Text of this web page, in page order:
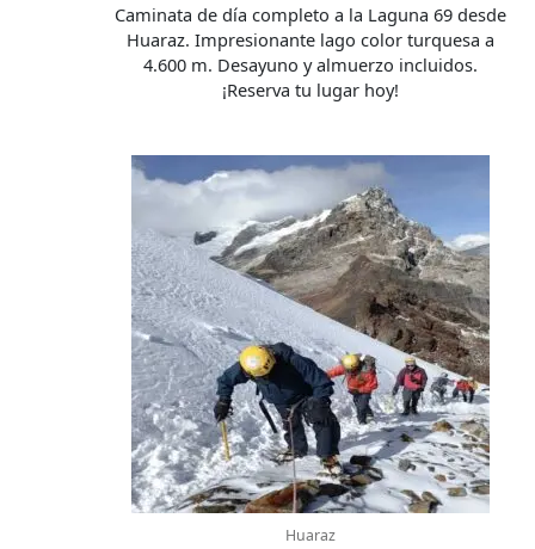
Caminata de día completo a la Laguna 69 desde
Huaraz. Impresionante lago color turquesa a
4.600 m. Desayuno y almuerzo incluidos.
¡Reserva tu lugar hoy!
Huaraz